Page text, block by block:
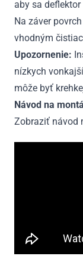
aby sa
Na záver
vhodným
Upozornenie:
nízkych
môže byť
Návod na
Zobraziť návod